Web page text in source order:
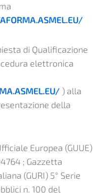
di Qualificazione
elettronica
) alla
della
Europea (GUUE)
; Gazzetta
(GURI) 5° Serie
n. 100 del